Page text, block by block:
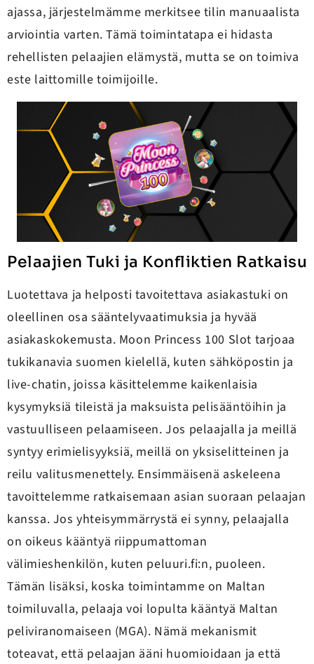
ajassa, järjestelmämme merkitsee tilin manuaalista
arviointia varten. Tämä toimintatapa ei hidasta
rehellisten pelaajien elämystä, mutta se on toimiva
este laittomille toimijoille.
Pelaajien Tuki ja Konfliktien Ratkaisu
Luotettava ja helposti tavoitettava asiakastuki on
oleellinen osa sääntelyvaatimuksia ja hyvää
asiakaskokemusta. Moon Princess 100 Slot tarjoaa
tukikanavia suomen kielellä, kuten sähköpostin ja
live-chatin, joissa käsittelemme kaikenlaisia
kysymyksiä tileistä ja maksuista pelisääntöihin ja
vastuulliseen pelaamiseen. Jos pelaajalla ja meillä
syntyy erimielisyyksiä, meillä on yksiselitteinen ja
reilu valitusmenettely. Ensimmäisenä askeleena
tavoittelemme ratkaisemaan asian suoraan pelaajan
kanssa. Jos yhteisymmärrystä ei synny, pelaajalla
on oikeus kääntyä riippumattoman
välimieshenkilön, kuten peluuri.fi:n, puoleen.
Tämän lisäksi, koska toimintamme on Maltan
toimiluvalla, pelaaja voi lopulta kääntyä Maltan
peliviranomaiseen (MGA). Nämä mekanismit
toteavat, että pelaajan ääni huomioidaan ja että